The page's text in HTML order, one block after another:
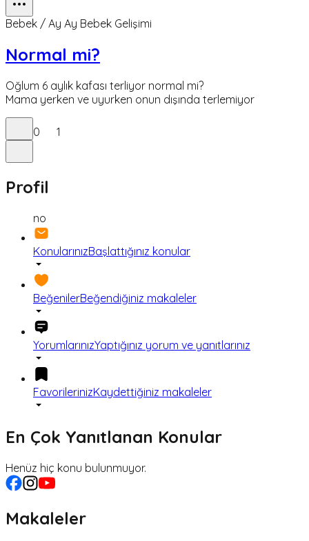
Bebek / Ay Ay Bebek Gelişimi
Normal mi?
Oğlum 6 aylık kafası terliyor normal mi?
Mama yerken ve uyurken onun dışında terlemiyor
0 1
Profil
no
KonularınızBaşlattığınız konular
BeğenilerBeğendiğiniz makaleler
YorumlarınızYaptığınız yorum ve yanıtlarınız
FavorilerinizKaydettiğiniz makaleler
En Çok Yanıtlanan Konular
Henüz hiç konu bulunmuyor.
Makaleler